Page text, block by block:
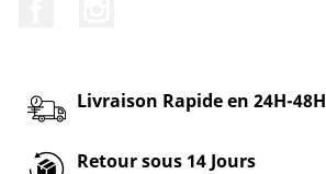
Livraison Rapide en 24H-48H
Retour sous 14 Jours